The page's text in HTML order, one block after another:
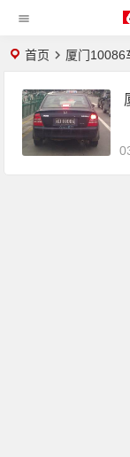
首页 厦门10086